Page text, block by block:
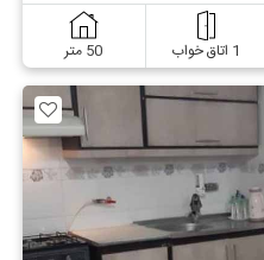
1 اتاق خواب 50 متر